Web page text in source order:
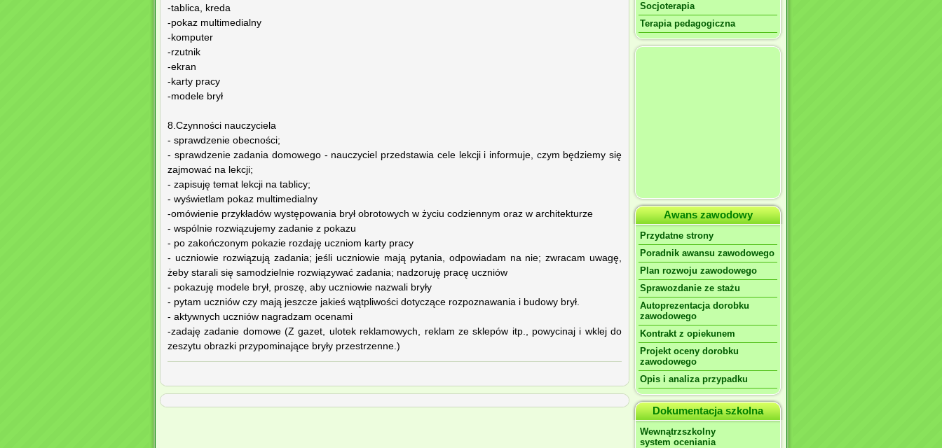
-tablica, kreda
-pokaz multimedialny
-komputer
-rzutnik
-ekran
-karty pracy
-modele brył
8.Czynności nauczyciela
- sprawdzenie obecności;
- sprawdzenie zadania domowego - nauczyciel przedstawia cele lekcji i informuje, czym będziemy się
zajmować na lekcji;
- zapisuję temat lekcji na tablicy;
- wyświetlam pokaz multimedialny
-omówienie przykładów występowania brył obrotowych w życiu codziennym oraz w architekturze
- wspólnie rozwiązujemy zadanie z pokazu
- po zakończonym pokazie rozdaję uczniom karty pracy
- uczniowie rozwiązują zadania; jeśli uczniowie mają pytania, odpowiadam na nie; zwracam uwagę,
żeby starali się samodzielnie rozwiązywać zadania; nadzoruję pracę uczniów
- pokazuję modele brył, proszę, aby uczniowie nazwali bryły
- pytam uczniów czy mają jeszcze jakieś wątpliwości dotyczące rozpoznawania i budowy brył.
- aktywnych uczniów nagradzam ocenami
-zadaję zadanie domowe (Z gazet, ulotek reklamowych, reklam ze sklepów itp., powycinaj i wklej do
zeszytu obrazki przypominające bryły przestrzenne.)
Socjoterapia
Terapia pedagogiczna
Awans zawodowy
Przydatne strony
Poradnik awansu zawodowego
Plan rozwoju zawodowego
Sprawozdanie ze stażu
Autoprezentacja dorobku
zawodowego
Kontrakt z opiekunem
Projekt oceny dorobku
zawodowego
Opis i analiza przypadku
Dokumentacja szkolna
Wewnątrzszkolny
system oceniania